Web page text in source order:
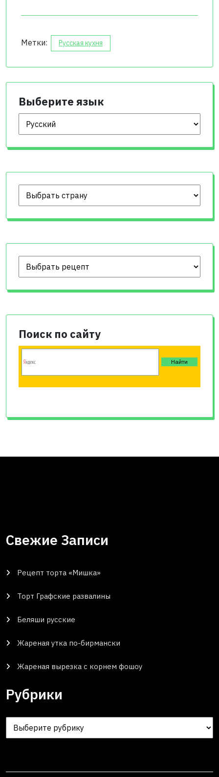
Метки: Русская кухня
Выберите язык
Выберите язык
Поиск по сайту
Свежие Записи
Рецепт торта «Мишка»
Торт Графские развалины
Беляши русские
Жареная утка по-бирмански
Жареная вырезка с корнем фошоу
Рубрики
Рубрики